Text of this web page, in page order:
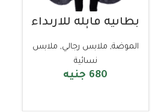
بطانية قابلة للارتداء
الموضة, ملابس رجالي, ملابس
نسائية
680 جنيه